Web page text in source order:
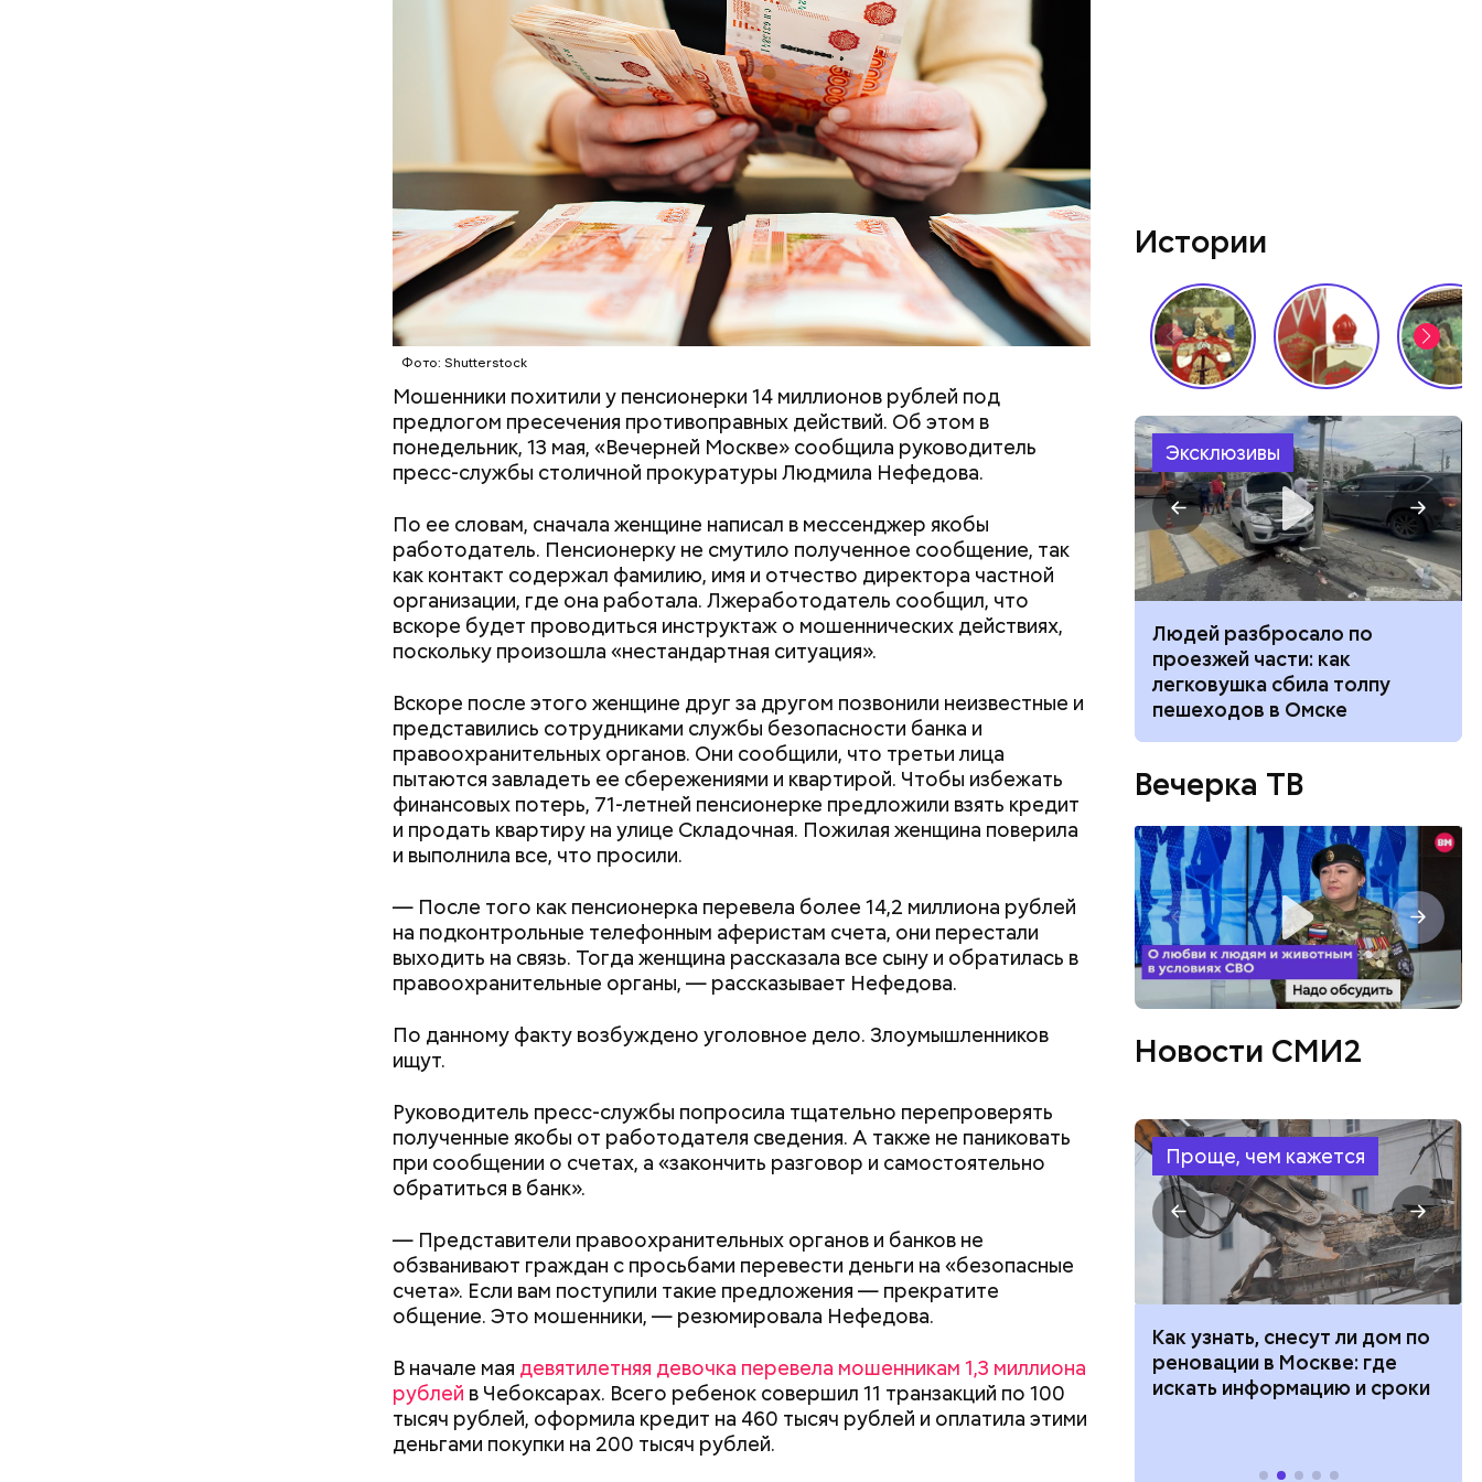
Фото: Shutterstock
Мошенники похитили у пенсионерки 14 миллионов рублей под
предлогом пресечения противоправных действий. Об этом в
понедельник, 13 мая, «Вечерней Москве» сообщила руководитель
пресс-службы столичной прокуратуры Людмила Нефедова.
По ее словам, сначала женщине написал в мессенджер якобы
работодатель. Пенсионерку не смутило полученное сообщение, так
как контакт содержал фамилию, имя и отчество директора частной
организации, где она работала. Лжеработодатель сообщил, что
вскоре будет проводиться инструктаж о мошеннических действиях,
поскольку произошла «нестандартная ситуация».
Вскоре после этого женщине друг за другом позвонили неизвестные и
представились сотрудниками службы безопасности банка и
правоохранительных органов. Они сообщили, что третьи лица
пытаются завладеть ее сбережениями и квартирой. Чтобы избежать
финансовых потерь, 71-летней пенсионерке предложили взять кредит
и продать квартиру на улице Складочная. Пожилая женщина поверила
и выполнила все, что просили.
— После того как пенсионерка перевела более 14,2 миллиона рублей
на подконтрольные телефонным аферистам счета, они перестали
выходить на связь. Тогда женщина рассказала все сыну и обратилась в
правоохранительные органы, — рассказывает Нефедова.
По данному факту возбуждено уголовное дело. Злоумышленников
ищут.
Руководитель пресс-службы попросила тщательно перепроверять
полученные якобы от работодателя сведения. А также не паниковать
при сообщении о счетах, а «закончить разговор и самостоятельно
обратиться в банк».
— Представители правоохранительных органов и банков не
обзванивают граждан с просьбами перевести деньги на «безопасные
счета». Если вам поступили такие предложения — прекратите
общение. Это мошенники, — резюмировала Нефедова.
В начале мая девятилетняя девочка перевела мошенникам 1,3 миллиона
рублей в Чебоксарах. Всего ребенок совершил 11 транзакций по 100
тысяч рублей, оформила кредит на 460 тысяч рублей и оплатила этими
деньгами покупки на 200 тысяч рублей.
— Личность подозреваемого установлена, полицией принимаются
меры к задержанию, — сообщили в пресс-службеГУ МВД России
Республике Дагестан.
Стражи порядка отправились в село Чанко, где может скрываться
вероятный злоумышленник. Параллельно с этим в Махачкале объявлен
план «Перехват». Въезд и выезд в город перекрыты. Помимо этого,
полицейские патрулируют улицы, железнодорожный вокзал и
аэропорт.
К 2023 году число несовершеннолетних детей, воспитываемых в семье
подозреваемой, достигло 15, самый младший из которых появился на
свет в 2019 году. В частности, трое малышей родились в 2012 году.
Кроме того, двумя годами позже женщина рассказала в социальных
сетях про ребенка, которого она забрала из подмосковного детского
дома.
попыталась продать
младенца в Москве
Анонимный источник «Вечерней Москвы» подчеркнул, что у Логиновой
было несколько квартир, а также у нее была возможность оплачивать
услуги няни.
— Все дети содержались в нормальных условиях. При этом женщина
часто уезжала из дома и занималась своими делами. С детьми
неотлучно находится няня, — сообщил собеседник «ВМ».
продавали
несовершеннолетних в секс-
рабство в Бахрейн
файлах по делу Эпштейна
Истории
Эксклюзивы
Хотела спасти малыша: как
мать и сын погибли при
Вода за 10 тысяч: поможет ли
японский напиток сбросить
Людей разбросало по
проезжей части: как
легковушка сбила толпу
пешеходов в Омске
Вечерка ТВ
Новости СМИ2
Проще, чем кажется
не получить штраф
рублей от государства при
трудной ситуации: кто может
претендовать и какие нужны
документы
Как узнать, снесут ли дом по
реновации в Москве: где
искать информацию и сроки